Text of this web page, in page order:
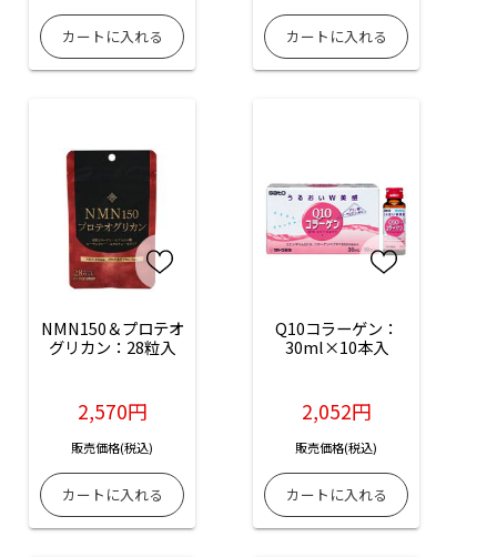
NMN150＆プロテオ
グリカン：28粒入
2,570円
販売価格(税込)
Q10コラーゲン：
30ml×10本入
2,052円
販売価格(税込)